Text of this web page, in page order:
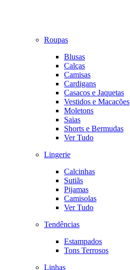
Roupas
Blusas
Calças
Camisas
Cardigans
Casacos e Jaquetas
Vestidos e Macacões
Moletons
Saias
Shorts e Bermudas
Ver Tudo
Lingerie
Calcinhas
Sutiãs
Pijamas
Camisolas
Ver Tudo
Tendências
Estampados
Tons Terrosos
Linhas